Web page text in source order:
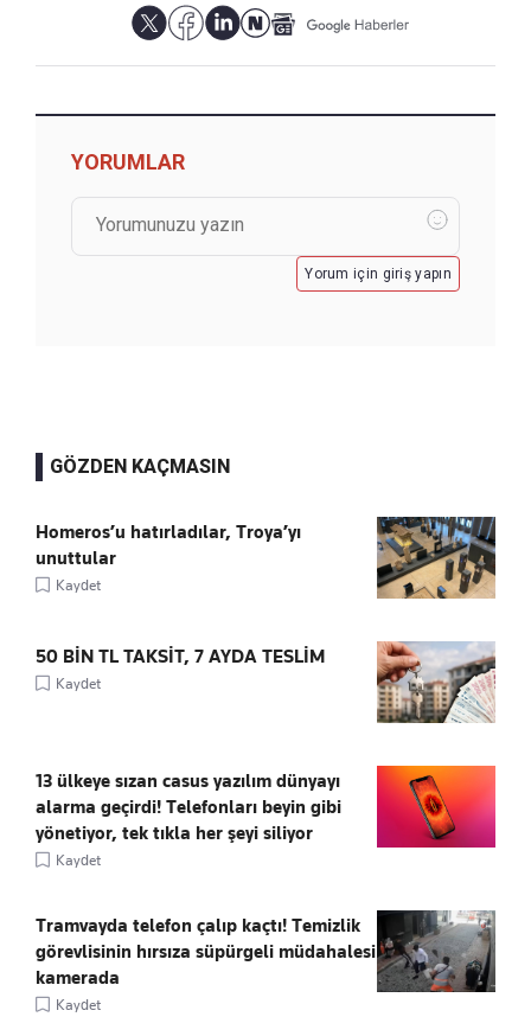
YORUMLAR
Yorum için giriş yapın
GÖZDEN KAÇMASIN
Homeros’u hatırladılar, Troya’yı
unuttular
Kaydet
50 BİN TL TAKSİT, 7 AYDA TESLİM
Kaydet
13 ülkeye sızan casus yazılım dünyayı
alarma geçirdi! Telefonları beyin gibi
yönetiyor, tek tıkla her şeyi siliyor
Kaydet
Tramvayda telefon çalıp kaçtı! Temizlik
görevlisinin hırsıza süpürgeli müdahalesi
kamerada
Kaydet